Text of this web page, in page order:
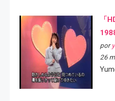
「
por
26